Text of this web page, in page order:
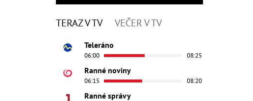
TERAZ V TV VEČER V TV
Teleráno
06:00 08:25
Ranné noviny
06:15 08:20
Ranné správy